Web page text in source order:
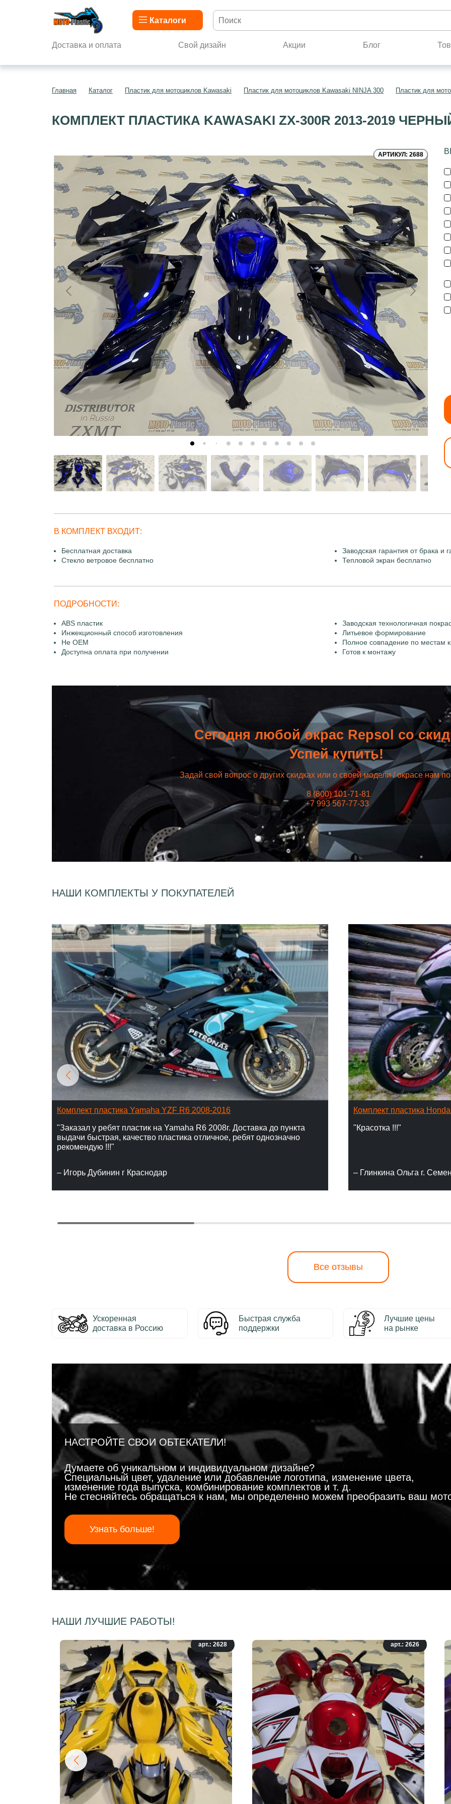
Каталоги
Доставка и оплата Свой дизайн Акции Блог
Главная Каталог Пластик для мотоциклов Kawasaki Пластик для мотоциклов Kawasaki NINJA 300 Пластик для
КОМПЛЕКТ ПЛАСТИКА KAWASAKI ZX-300R 2013-2019
АРТИКУЛ: 2688
В КОМПЛЕКТ ВХОДИТ:
Бесплатная доставка
Заводская гарантия от брака и
Стекло ветровое бесплатно
Тепловой экран бесплатно
ПОДРОБНОСТИ:
ABS пластик
Заводская технологичная
Инжекционный способ изготовления
Литьевое формирование
Не OEM
Полное совпадение по местам
Доступна оплата при получении
Готов к монтажу
Сегодня любой окрас Repsol со
Успей купить!
Задай свой вопрос о других скидках или о своей модели / окрасе нам
8 (800) 101-71-81
+7 993 567-77-33
НАШИ КОМПЛЕКТЫ У ПОКУПАТЕЛЕЙ
Комплект пластика Yamaha YZF R6 2008-2016
"Заказал у ребят пластик на Yamaha R6 2008г. Доставка до пункта
выдачи быстрая, качество пластика отличное, ребят однозначно
рекомендую !!!"
– Игорь Дубинин г Краснодар
Комплект пластика
"Красотка !!!"
– Глинкина Ольга г.
Все отзывы
Ускоренная
доставка в Россию
Быстрая служба
поддержки
Лучшие цены
на рынке
НАСТРОЙТЕ СВОИ ОБТЕКАТЕЛИ!
Думаете об уникальном и индивидуальном дизайне?
Специальный цвет, удаление или добавление логотипа, изменение цвета,
изменение года выпуска, комбинирование комплектов и т. д.
Не стесняйтесь обращаться к нам, мы определенно можем преобразить ваш
Узнать больше!
НАШИ ЛУЧШИЕ РАБОТЫ!
арт.: 2628 арт.: 2626